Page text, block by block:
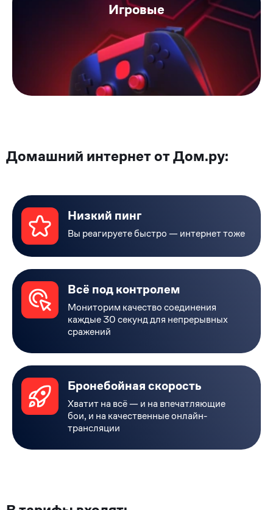
Игровые
Домашний интернет от Дом.ру:
Низкий пинг
Вы реагируете быстро — интернет тоже
Всё под контролем
Мониторим качество соединения
каждые 30 секунд для непрерывных
сражений
Бронебойная скорость
Хватит на всё — и на впечатляющие
бои, и на качественные онлайн-
трансляции